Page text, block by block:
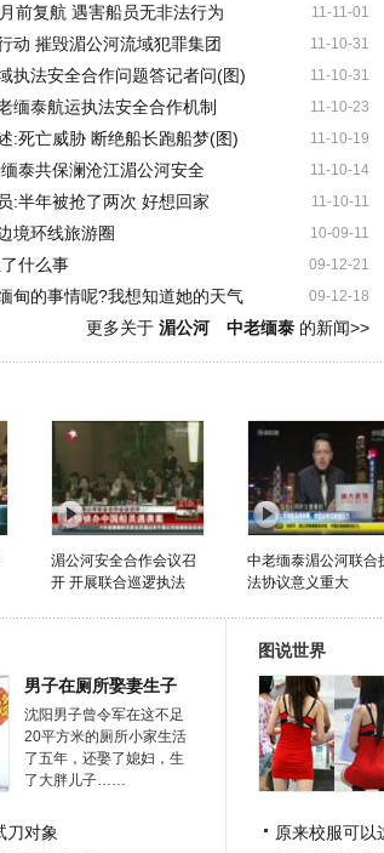
11-11-01
前复航 遇害船员无非法行为
11-10-31
动 摧毁湄公河流域犯罪集团
11-10-31
执法安全合作问题答记者问(图)
11-10-23
缅泰航运执法安全合作机制
11-10-19
:死亡威胁 断绝船长跑船梦(图)
11-10-14
泰共保澜沧江湄公河安全
11-10-11
:半年被抢了两次 好想回家
10-09-11
境环线旅游圈
09-12-21
什么事
09-12-18
甸的事情呢?我想知道她的天气
更多关于 湄公河 中老缅泰的新闻>>
湄公河安全合作会议召
开 开展联合巡逻执法
中老缅泰湄公河联合
法协议意义重大
男子在厕所娶妻生子
沈阳男子曾令军在这不足
20平方米的厕所小家生活
了五年，还娶了媳妇，生
了大胖儿子……
刀对象
图说世界
原来校服可以